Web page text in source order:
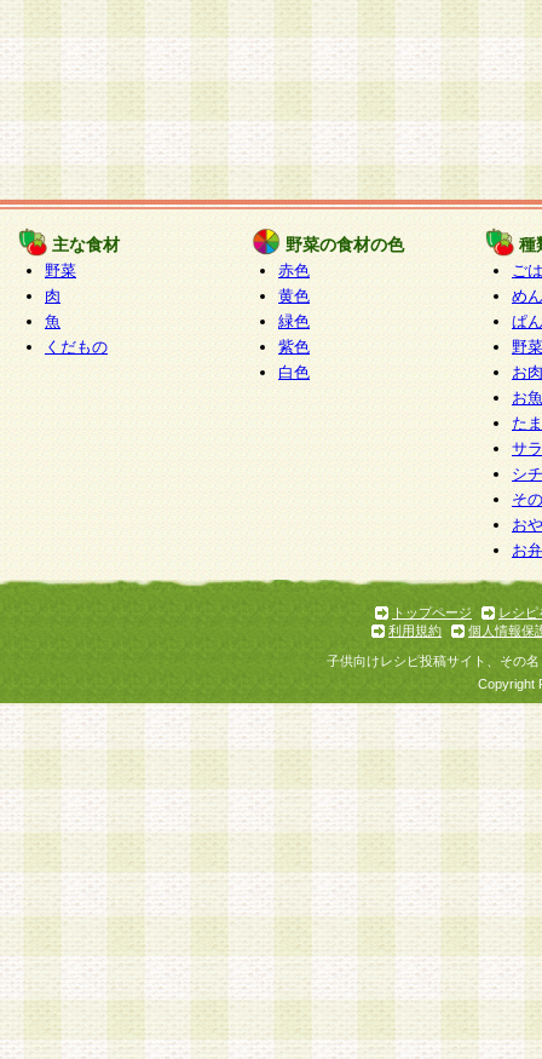
主な食材
野菜
肉
魚
くだもの
野菜の食材の色
赤色
黄色
緑色
紫色
白色
種
ご
めん
ぱん
野
お
お
た
サ
シ
そ
お
お
トップページ
レシピ
利用規約
個人情報保
子供向けレシピ投稿サイト、その
Copyright